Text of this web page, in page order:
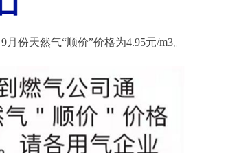
份天然气“顺价”价格为4.95元/m3。